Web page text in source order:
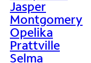
Jasper
Montgomery
Opelika
Prattville
Selma